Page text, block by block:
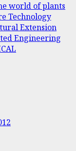
world of plants
Technology
Extension
Engineering